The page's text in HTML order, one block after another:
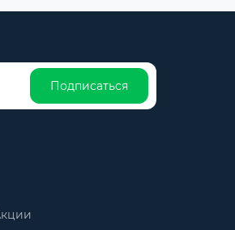
Подписаться